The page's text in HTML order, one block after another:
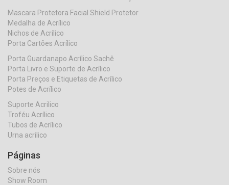
Mascara Protetora Facial Shield Protetor
Medalha de Acrílico
Nichos de Acrílico
Porta Cartões Acrílico
Porta Guardanapo Acrílico Sachê
Porta Livro e Suporte de Acrílico
Porta Preços e Etiquetas de Acrílico
Potes de Acrílico
Suporte Acrilico
Troféu Acrílico
Tubos de Acrílico
Urna acrilico
Páginas
Sobre nós
Show Room